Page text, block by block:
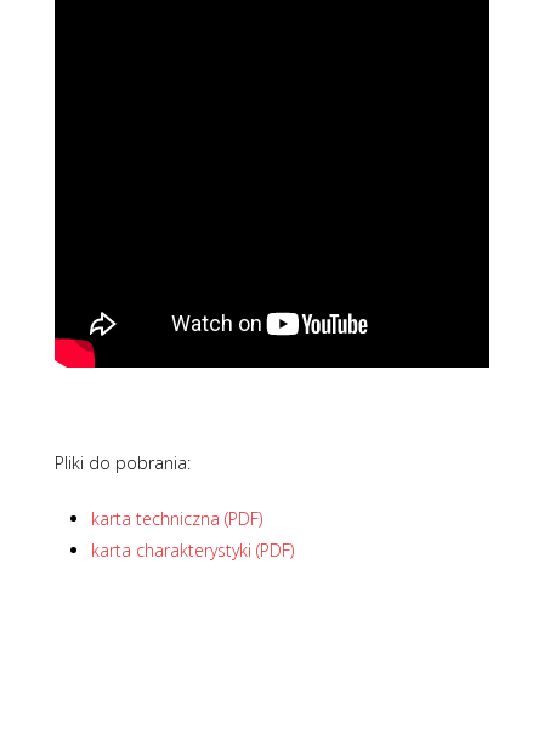
Pliki do pobrania:
karta techniczna (PDF)
karta charakterystyki (PDF)